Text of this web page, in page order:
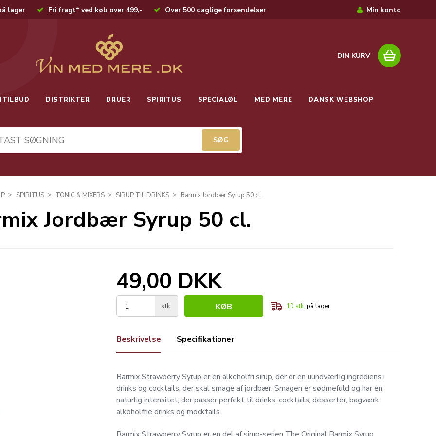
lager Fri fragt* ved køb over 499,- Over 500 daglige forsendelser Min konto
DIN KURV
DISTRIKTER DRUER SPIRITUS SPECIALØL MED MERE DANSK WEBSHOP
SPIRITUS TONIC & MIXERS SIRUP TIL DRINKS Barmix Jordbær Syrup 50 cl.
Jordbær Syrup 50 cl.
49,00 DKK
stk. KØB 10 stk. på lager
Beskrivelse Specifikationer
Barmix Strawberry Syrup er en alkoholfri sirup, der er en uundværlig ingrediens i
drinks og cocktails, der skal smage af jordbær. Smagen er sødmefuld og har en
naturlig intensitet, der passer perfekt til drinks, cocktails, desserter, bagværk,
alkoholfrie drinks og mocktails.